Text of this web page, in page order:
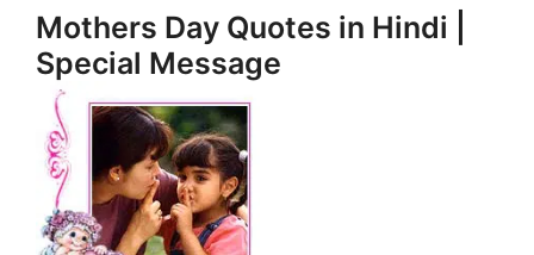
Mothers Day Quotes in Hindi |
Special Message